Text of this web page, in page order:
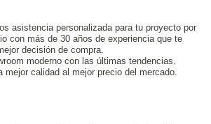
asistencia personalizada para tu proyecto por
con más de 30 años de experiencia que te
decisión de compra.
moderno con las últimas tendencias.
mejor calidad al mejor precio del mercado.